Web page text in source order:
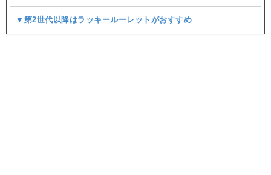
▼第2世代以降はラッキールーレットがおすすめ